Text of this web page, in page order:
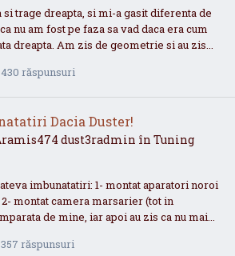
si trage dreapta, si mi-a gasit diferenta de
nu am fost pe faza sa vad daca era cum
dreapta. Am zis de geometrie si au zis...
430 răspunsuri
Dacia Duster!
dust3radmin în Tuning
imbunatatiri: 1- montat aparatori noroi
montat camera marsarier (tot in
de mine, iar apoi au zis ca nu mai...
357 răspunsuri